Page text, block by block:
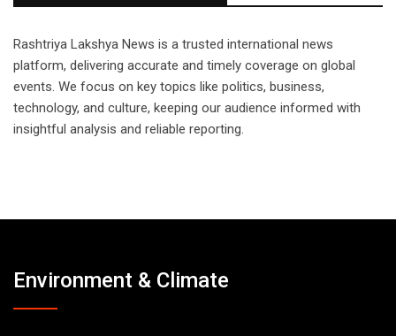
Rashtriya Lakshya News is a trusted international news
platform, delivering accurate and timely coverage on global
events. We focus on key topics like politics, business,
technology, and culture, keeping our audience informed with
insightful analysis and reliable reporting.
Environment & Climate